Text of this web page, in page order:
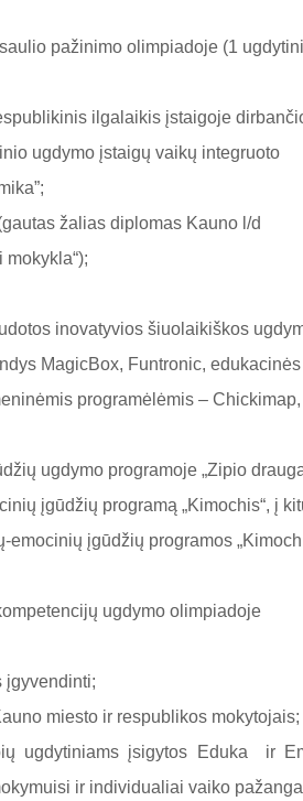
pažinimo olimpiadoje (1
ilgalaikis įstaigoje
ugdymo įstaigų vaikų integruoto
žalias diplomas Kauno l/d
inovatyvios šiuolaikiškos
MagicBox, Funtronic, edukacinės
programėlėmis – Chickimap,
ugdymo programoje „Zipio
įgūdžių programą „Kimochis“, į
įgūdžių programos
ugdymo olimpiadoje
įgyvendinti;
miesto ir respublikos mokytojais;
ugdytiniams įsigytos Eduka ir
ir individualiai vaiko